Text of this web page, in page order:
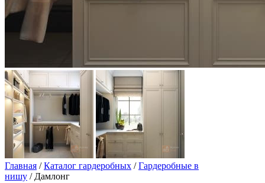
Главная /Каталог гардеробных /Гардеробные в
нишу / Дамлонг